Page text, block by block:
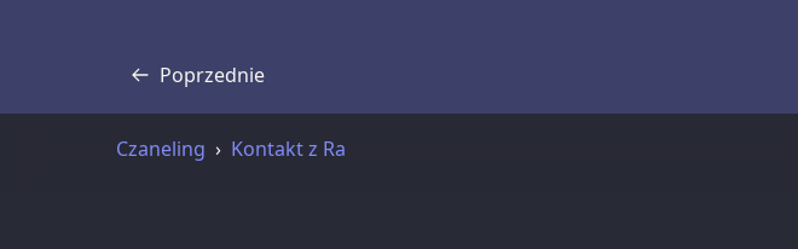
Poprzednie
Transkrypcja
Czaneling Kontakt z Ra